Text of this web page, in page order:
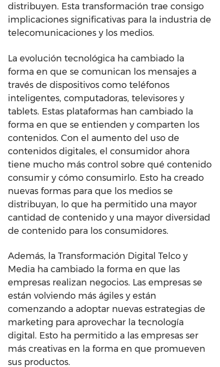
distribuyen. Esta transformación trae consigo
implicaciones significativas para la industria de
telecomunicaciones y los medios.
La evolución tecnológica ha cambiado la
forma en que se comunican los mensajes a
través de dispositivos como teléfonos
inteligentes, computadoras, televisores y
tablets. Estas plataformas han cambiado la
forma en que se entienden y comparten los
contenidos. Con el aumento del uso de
contenidos digitales, el consumidor ahora
tiene mucho más control sobre qué contenido
consumir y cómo consumirlo. Esto ha creado
nuevas formas para que los medios se
distribuyan, lo que ha permitido una mayor
cantidad de contenido y una mayor diversidad
de contenido para los consumidores.
Además, la Transformación Digital Telco y
Media ha cambiado la forma en que las
empresas realizan negocios. Las empresas se
están volviendo más ágiles y están
comenzando a adoptar nuevas estrategias de
marketing para aprovechar la tecnología
digital. Esto ha permitido a las empresas ser
más creativas en la forma en que promueven
sus productos.